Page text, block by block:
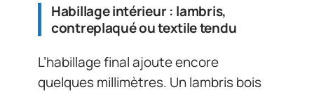
Habillage intérieur : lambris,
contreplaqué ou textile tendu
L’habillage final ajoute encore
quelques millimètres. Un lambris bois